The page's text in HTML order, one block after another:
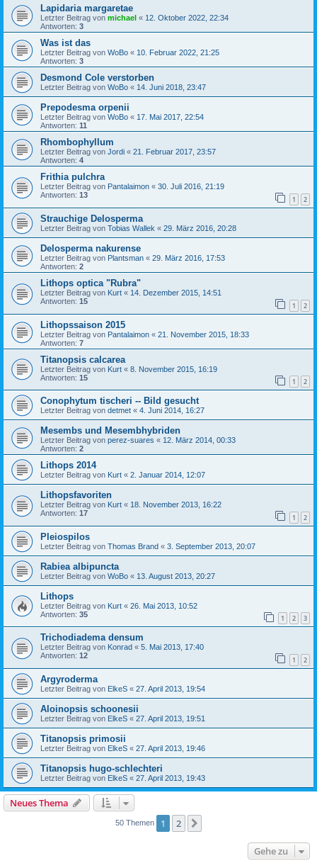
Lapidaria margaretae
Letzter Beitrag von michael « 12. Oktober 2022, 22:34
Antworten: 3
Was ist das
Letzter Beitrag von WoBo « 10. Februar 2022, 21:25
Antworten: 3
Desmond Cole verstorben
Letzter Beitrag von WoBo « 14. Juni 2018, 23:47
Prepodesma orpenii
Letzter Beitrag von WoBo « 17. Mai 2017, 22:54
Antworten: 11
Rhombophyllum
Letzter Beitrag von Jordi « 21. Februar 2017, 23:57
Antworten: 4
Frithia pulchra
Letzter Beitrag von Pantalaimon « 30. Juli 2016, 21:19
Antworten: 13 1 2
Strauchige Delosperma
Letzter Beitrag von Tobias Wallek « 29. März 2016, 20:28
Delosperma nakurense
Letzter Beitrag von Plantsman « 29. März 2016, 17:53
Antworten: 2
Lithops optica "Rubra"
Letzter Beitrag von Kurt « 14. Dezember 2015, 14:51
Antworten: 15 1 2
Lithopssaison 2015
Letzter Beitrag von Pantalaimon « 21. November 2015, 18:33
Antworten: 7
Titanopsis calcarea
Letzter Beitrag von Kurt « 8. November 2015, 16:19
Antworten: 15 1 2
Conophytum tischeri -- Bild gesucht
Letzter Beitrag von detmet « 4. Juni 2014, 16:27
Mesembs und Mesembhybriden
Letzter Beitrag von perez-suares « 12. März 2014, 00:33
Antworten: 2
Lithops 2014
Letzter Beitrag von Kurt « 2. Januar 2014, 12:07
Lithopsfavoriten
Letzter Beitrag von Kurt « 18. November 2013, 16:22
Antworten: 17 1 2
Pleiospilos
Letzter Beitrag von Thomas Brand « 3. September 2013, 20:07
Rabiea albipuncta
Letzter Beitrag von WoBo « 13. August 2013, 20:27
Lithops
Letzter Beitrag von Kurt « 26. Mai 2013, 10:52
Antworten: 35 1 2 3
Trichodiadema densum
Letzter Beitrag von Konrad « 5. Mai 2013, 17:40
Antworten: 12 1 2
Argyroderma
Letzter Beitrag von ElkeS « 27. April 2013, 19:54
Aloinopsis schoonesii
Letzter Beitrag von ElkeS « 27. April 2013, 19:51
Titanopsis primosii
Letzter Beitrag von ElkeS « 27. April 2013, 19:46
Titanopsis hugo-schlechteri
Letzter Beitrag von ElkeS « 27. April 2013, 19:43
Neues Thema
50 Themen 1 2
Gehe zu